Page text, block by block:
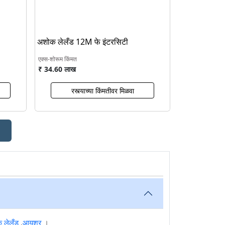
अशोक लेलँड 12M फे इंटरसिटी
एक्स-शोरूम किंमत
₹ 34.60 लाख
रस्त्याच्या किंमतीवर मिळवा
लेलँड ,आयशर ।